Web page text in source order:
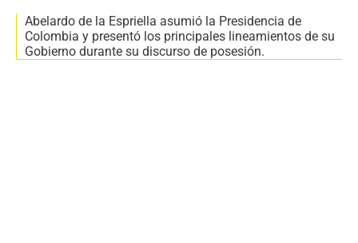
Abelardo de la Espriella asumió la Presidencia de
Colombia y presentó los principales lineamientos de su
Gobierno durante su discurso de posesión.